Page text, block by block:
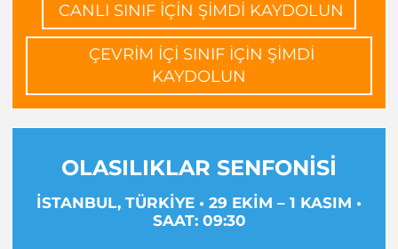
CANLI SINIF İÇİN ŞİMDİ KAYDOLUN
ÇEVRİM İÇİ SINIF İÇİN ŞİMDİ
KAYDOLUN
OLASILIKLAR SENFONİSİ
İSTANBUL, TÜRKİYE • 29 EKİM – 1 KASIM •
SAAT: 09:30